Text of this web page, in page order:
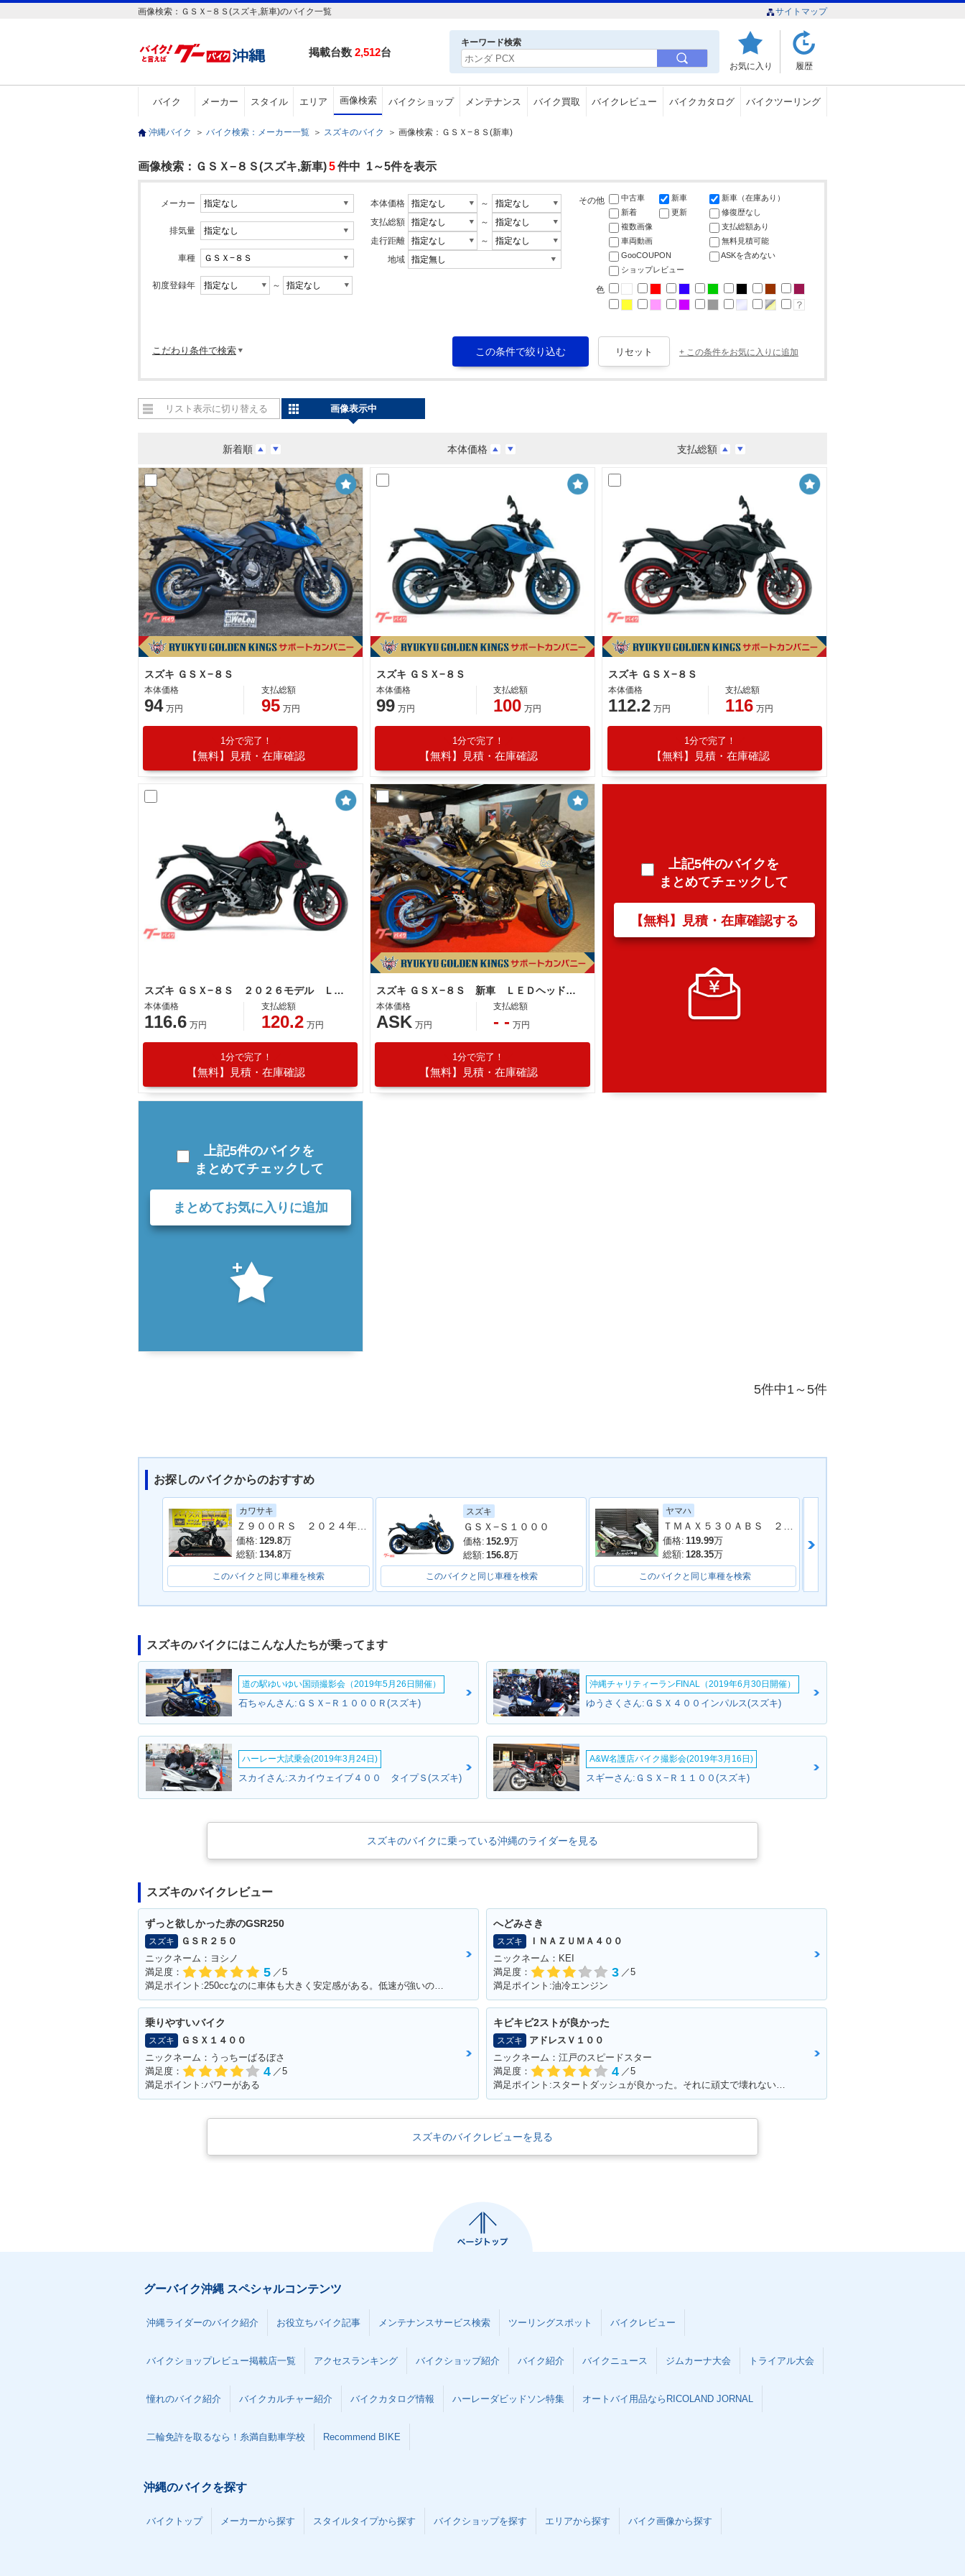
画像検索：ＧＳＸ−８Ｓ(スズキ,新車)のバイク一覧 サイトマップ
掲載台数 2,512台
キーワード検索
お気に入り 履歴
バイク メーカー スタイル エリア 画像検索 バイクショップ メンテナンス バイク買取 バイクレビュー バイクカタログ バイクツーリング
沖縄バイク ＞ バイク検索：メーカー一覧 ＞ スズキのバイク ＞ 画像検索：ＧＳＸ−８Ｓ(新車)
画像検索：ＧＳＸ−８Ｓ(スズキ,新車)5件中 1～5件を表示
メーカー
排気量
車種
初度登録年 ～
本体価格
～
支払総額
～
走行距離
～
地域
その他 中古車 新車
新車（在庫あり）
新着
更新
修復歴なし
複数画像
支払総額あり
車両動画
無料見積可能
GooCOUPON
ASKを含めない
ショップレビュー
色
こだわり条件で検索 + この条件をお気に入りに追加
新着順 本体価格 支払総額
リスト表示に切り替える 画像表示中
スズキ ＧＳＸ−８Ｓ
本体価格
94 万円
支払総額
95 万円
1分で完了！
【無料】見積・在庫確認
スズキ ＧＳＸ−８Ｓ
本体価格
99 万円
支払総額
100 万円
1分で完了！
【無料】見積・在庫確認
スズキ ＧＳＸ−８Ｓ
本体価格
112.2 万円
支払総額
116 万円
1分で完了！
【無料】見積・在庫確認
スズキ ＧＳＸ−８Ｓ ２０２６モデル ＬＥＤウインカー ３ドライブモード
本体価格
116.6 万円
支払総額
120.2 万円
1分で完了！
【無料】見積・在庫確認
スズキ ＧＳＸ−８Ｓ 新車 ＬＥＤヘッドランプ ＬＥＤテールランプ ５インチカラーＴＦＴ液晶マルチインフォメーションディスプレイ
本体価格
ASK 万円
支払総額
- - 万円
1分で完了！
【無料】見積・在庫確認
上記5件のバイクを
まとめてチェックして
【無料】見積・在庫確認する
上記5件のバイクを
まとめてチェックして
まとめてお気に入りに追加
5件中1～5件
お探しのバイクからのおすすめ
カワサキ
Ｚ９００ＲＳ ２０２４年モデル 社外フルエキマフラー フェンダーレス ラジエーターカバー タンデムバー シート カスタム多数
価格: 129.8万
総額: 134.8万
このバイクと同じ車種を検索
スズキ
ＧＳＸ−Ｓ１０００
価格: 152.9万
総額: 156.8万
このバイクと同じ車種を検索
ヤマハ
ＴＭＡＸ５３０ＡＢＳ ２０１６年モデル ＳＪ１２Ｊ ２０１６年モデル アクラポビッチマフラー フェンダーレス バックレスト
価格: 119.99万
総額: 128.35万
このバイクと同じ車種を検索
スズキのバイクにはこんな人たちが乗ってます
道の駅ゆいゆい国頭撮影会（2019年5月26日開催）
石ちゃんさん:ＧＳＸ−Ｒ１０００Ｒ(スズキ)
沖縄チャリティーランFINAL（2019年6月30日開催）
ゆうさくさん:ＧＳＸ４００インパルス(スズキ)
ハーレー大試乗会(2019年3月24日)
スカイさん:スカイウェイブ４００ タイプＳ(スズキ)
A&W名護店バイク撮影会(2019年3月16日)
スギーさん:ＧＳＸ−Ｒ１１００(スズキ)
スズキのバイクに乗っている沖縄のライダーを見る
スズキのバイクレビュー
ずっと欲しかった赤のGSR250
スズキ
ＧＳＲ２５０
ニックネーム：ヨシノ
満足度：
5 ／5
満足ポイント:250ccなのに車体も大きく安定感がある。低速が強いのエンスト知らず。
へどみさき
スズキ
ＩＮＡＺＵＭＡ４００
ニックネーム：KEI
満足度：
3 ／5
満足ポイント:油冷エンジン
乗りやすいバイク
スズキ
ＧＳＸ１４００
ニックネーム：うっちーばるぼさ
満足度：
4 ／5
満足ポイント:パワーがある
キビキビ2ストが良かった
スズキ
アドレスＶ１００
ニックネーム：江戸のスピードスター
満足度：
4 ／5
満足ポイント:スタートダッシュが良かった。それに頑丈で壊れない。燃費はそこそこ。あと、足元もフラットで、リアにはボックスを付ければ、相当量を運べます。シート下は、フルフェイスがしっかりと格納できました。あとはフロントの内側収納もたっぷりサイズで、500のペットボトルも入ります。企画でやった、V100 ツーリングは今でも思い出になってます。そんな便利な一台です。
スズキのバイクレビューを見る
グーバイク沖縄 スペシャルコンテンツ
沖縄ライダーのバイク紹介 お役立ちバイク記事 メンテナンスサービス検索 ツーリングスポット バイクレビュー
バイクショップレビュー掲載店一覧 アクセスランキング バイクショップ紹介 バイク紹介 バイクニュース ジムカーナ大会 トライアル大会
憧れのバイク紹介 バイクカルチャー紹介 バイクカタログ情報 ハーレーダビッドソン特集 オートバイ用品ならRICOLAND JORNAL
二輪免許を取るなら！糸満自動車学校 Recommend BIKE
沖縄のバイクを探す
バイクトップ メーカーから探す スタイルタイプから探す バイクショップを探す エリアから探す バイク画像から探す